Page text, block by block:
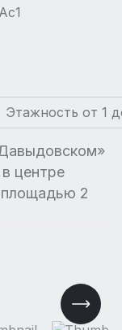
Этажность от 1
центре
2